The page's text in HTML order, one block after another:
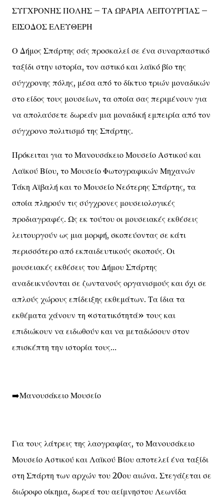
ΣΥΓΧΡΟΝΗΣ ΠΟΛΗΣ – ΤΑ ΩΡΑΡΙΑ ΛΕΙΤΟΥΡΓΙΑΣ –
ΕΙΣΟΔΟΣ ΕΛΕΥΘΕΡΗ
Ο Δήμος Σπάρτης σάς προσκαλεί σε ένα συναρπαστικό
ταξίδι στην ιστορία, τον αστικό και λαϊκό βίο της
σύγχρονης πόλης, μέσα από το δίκτυο τριών μοναδικών
στο είδος τους μουσείων, τα οποία σας περιμένουν για
να απολαύσετε δωρεάν μια μοναδική εμπειρία από τον
σύγχρονο πολιτισμό της Σπάρτης.
Πρόκειται για το Μανουσάκειο Μουσείο Αστικού και
Λαϊκού Βίου, το Μουσείο Φωτογραφικών Μηχανών
Τάκη Αϊβαλή και το Μουσείο Νεότερης Σπάρτης, τα
οποία πληρούν τις σύγχρονες μουσειολογικές
προδιαγραφές. Ως εκ τούτου οι μουσειακές εκθέσεις
λειτουργούν ως μια μορφή, σκοπεύοντας σε κάτι
περισσότερο από εκπαιδευτικούς σκοπούς. Οι
μουσειακές εκθέσεις του Δήμου Σπάρτης
αναδεικνύονται σε ζωντανούς οργανισμούς και όχι σε
απλούς χώρους επίδειξης εκθεμάτων. Τα ίδια τα
εκθέματα χάνουν τη «στατικότητά» τους και
επιδιώκουν να ειδωθούν και να μεταδώσουν στον
επισκέπτη την ιστορία τους…
➡️Μανουσάκειο Μουσείο
Για τους λάτρεις της λαογραφίας, το Μανουσάκειο
Μουσείο Αστικού και Λαϊκού Βίου αποτελεί ένα ταξίδι
στη Σπάρτη των αρχών του 20ου αιώνα. Στεγάζεται σε
διώροφο οίκημα, δωρεά του αείμνηστου Λεωνίδα